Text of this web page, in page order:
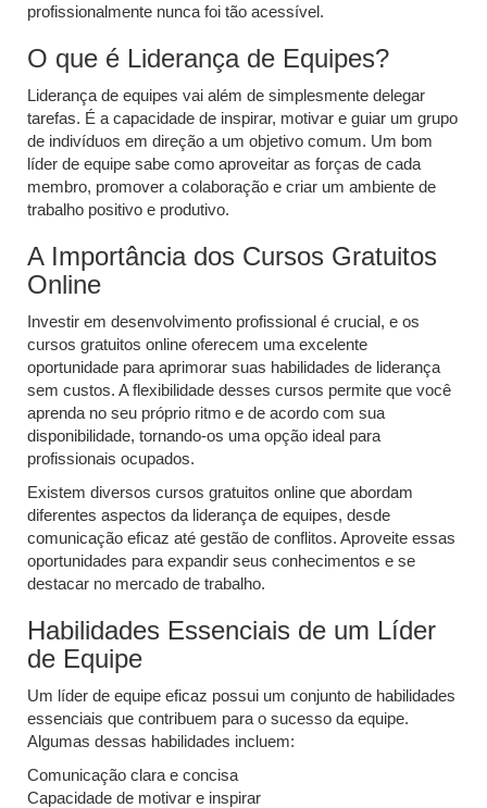
profissionalmente nunca foi tão acessível.
O que é Liderança de Equipes?
Liderança de equipes vai além de simplesmente delegar
tarefas. É a capacidade de inspirar, motivar e guiar um grupo
de indivíduos em direção a um objetivo comum. Um bom
líder de equipe sabe como aproveitar as forças de cada
membro, promover a colaboração e criar um ambiente de
trabalho positivo e produtivo.
A Importância dos Cursos Gratuitos
Online
Investir em desenvolvimento profissional é crucial, e os
cursos gratuitos online oferecem uma excelente
oportunidade para aprimorar suas habilidades de liderança
sem custos. A flexibilidade desses cursos permite que você
aprenda no seu próprio ritmo e de acordo com sua
disponibilidade, tornando-os uma opção ideal para
profissionais ocupados.
Existem diversos cursos gratuitos online que abordam
diferentes aspectos da liderança de equipes, desde
comunicação eficaz até gestão de conflitos. Aproveite essas
oportunidades para expandir seus conhecimentos e se
destacar no mercado de trabalho.
Habilidades Essenciais de um Líder
de Equipe
Um líder de equipe eficaz possui um conjunto de habilidades
essenciais que contribuem para o sucesso da equipe.
Algumas dessas habilidades incluem:
Comunicação clara e concisa
Capacidade de motivar e inspirar